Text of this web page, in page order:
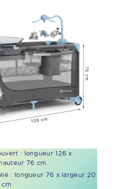
: longueur 126 x
76 cm
: longueur 76 x largeur 20